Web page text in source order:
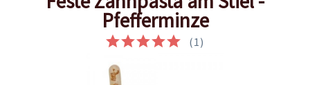
Pfefferminze
(1)